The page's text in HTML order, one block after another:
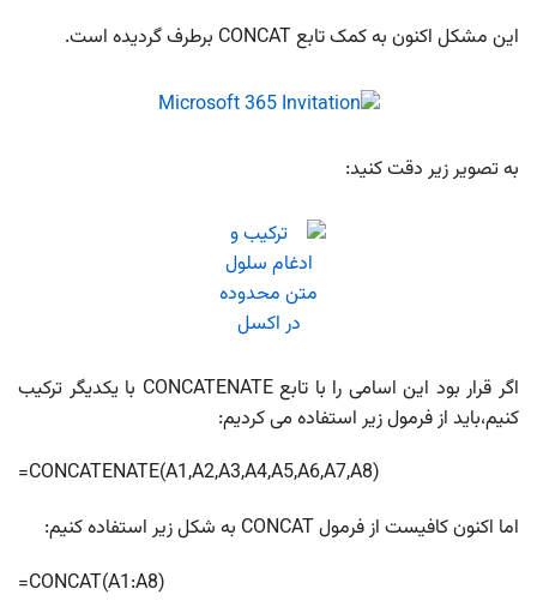
این مشکل اکنون به کمک تابع CONCAT برطرف گردیده است.
به تصویر زیر دقت کنید:
اگر قرار بود این اسامی را با تابع CONCATENATE با یکدیگر ترکیب
کنیم،باید از فرمول زیر استفاده می کردیم:
=CONCATENATE(A1,A2,A3,A4,A5,A6,A7,A8)
اما اکنون کافیست از فرمول CONCAT به شکل زیر استفاده کنیم:
=CONCAT(A1:A8)